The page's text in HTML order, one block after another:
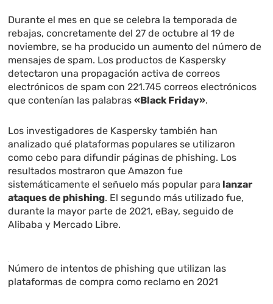
Durante el mes en que se celebra la temporada de
rebajas, concretamente del 27 de octubre al 19 de
noviembre, se ha producido un aumento del número de
mensajes de spam. Los productos de Kaspersky
detectaron una propagación activa de correos
electrónicos de spam con 221.745 correos electrónicos
que contenían las palabras«Black Friday».
Los investigadores de Kaspersky también han
analizado qué plataformas populares se utilizaron
como cebo para difundir páginas de phishing. Los
resultados mostraron que Amazon fue
sistemáticamente el señuelo más popular para lanzar
ataques de phishing. El segundo más utilizado fue,
durante la mayor parte de 2021, eBay, seguido de
Alibaba y Mercado Libre.
Número de intentos de phishing que utilizan las
plataformas de compra como reclamo en 2021